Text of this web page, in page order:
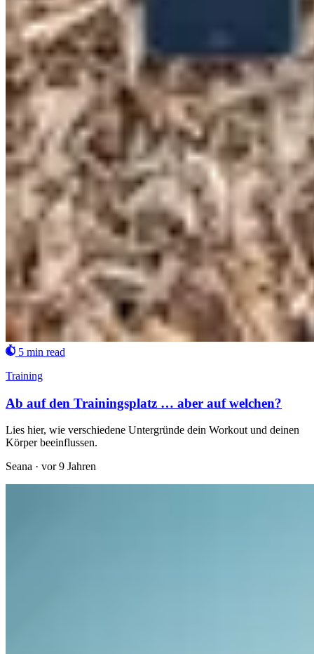
5 min read
Training
Ab auf den Trainingsplatz … aber auf welchen?
Lies hier, wie verschiedene Untergründe dein Workout und deinen
Körper beeinflussen.
Seana · vor 9 Jahren